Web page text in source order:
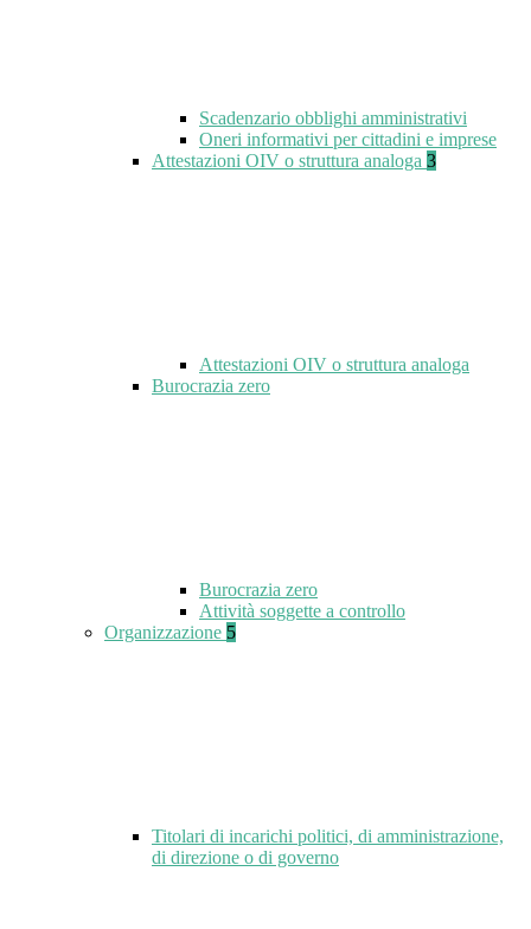
Scadenzario obblighi amministrativi
Oneri informativi per cittadini e imprese
Attestazioni OIV o struttura analoga 3
Attestazioni OIV o struttura analoga
Burocrazia zero
Burocrazia zero
Attività soggette a controllo
Organizzazione 5
Titolari di incarichi politici, di amministrazione,
di direzione o di governo